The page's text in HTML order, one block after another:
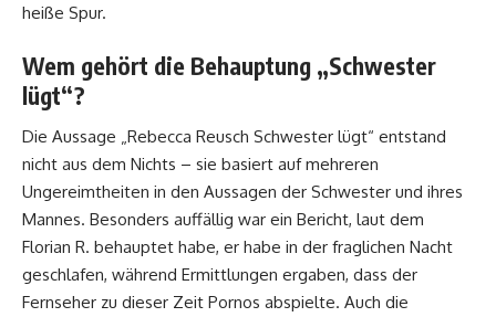
heiße Spur.
Wem gehört die Behauptung „Schwester
lügt“?
Die Aussage „Rebecca Reusch Schwester lügt“ entstand
nicht aus dem Nichts – sie basiert auf mehreren
Ungereimtheiten in den Aussagen der Schwester und ihres
Mannes. Besonders auffällig war ein Bericht, laut dem
Florian R. behauptet habe, er habe in der fraglichen Nacht
geschlafen, während Ermittlungen ergaben, dass der
Fernseher zu dieser Zeit Pornos abspielte. Auch die